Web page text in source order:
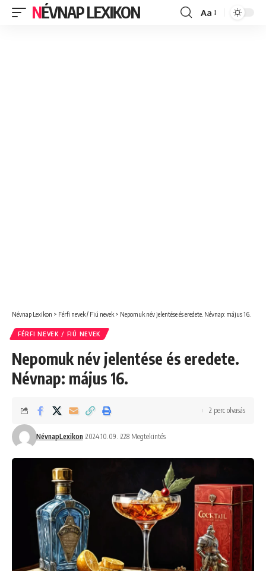
NÉVNAP LEXIKON
Font
Aa
Névnap Lexikon > Férfi nevek / Fiú nevek > Nepomuk név jelentése és eredete. Névnap: május 16.
FÉRFI NEVEK / FIÚ NEVEK
Nepomuk név jelentése és eredete.
Névnap: május 16.
NévnapLexikon 2024.10.09. 228 Megtekintés
2 perc olvasás